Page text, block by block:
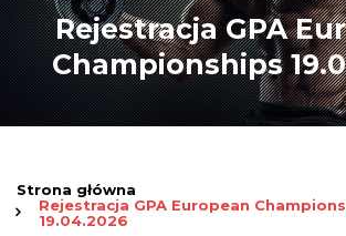
Rejestracja GPA
Championships
Strona główna
Rejestracja GPA European
19.04.2026